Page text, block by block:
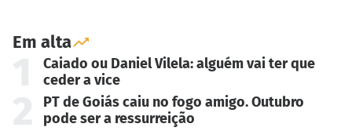
Em alta
Caiado ou Daniel Vilela: alguém vai ter que
ceder a vice
PT de Goiás caiu no fogo amigo. Outubro
pode ser a ressurreição